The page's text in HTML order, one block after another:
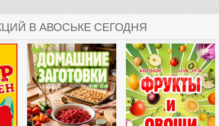
В АВОСЬКЕ СЕГОДНЯ